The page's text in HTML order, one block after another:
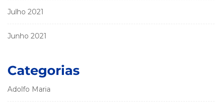
Julho 2021
Junho 2021
Categorias
Adolfo Maria